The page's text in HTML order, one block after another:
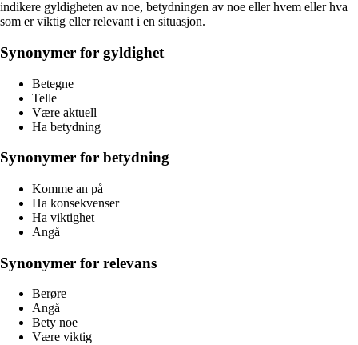
indikere gyldigheten av noe, betydningen av noe eller hvem eller hva
som er viktig eller relevant i en situasjon.
Synonymer for gyldighet
Betegne
Telle
Være aktuell
Ha betydning
Synonymer for betydning
Komme an på
Ha konsekvenser
Ha viktighet
Angå
Synonymer for relevans
Berøre
Angå
Bety noe
Være viktig